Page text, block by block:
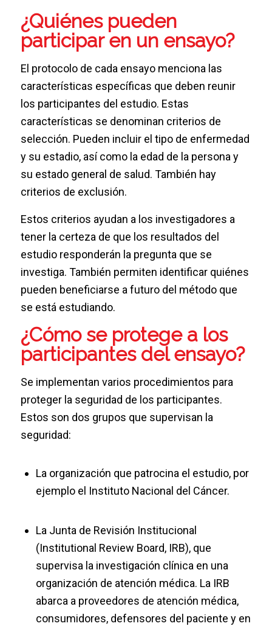
¿Quiénes pueden
participar en un ensayo?
El protocolo de cada ensayo menciona las
características específicas que deben reunir
los participantes del estudio. Estas
características se denominan criterios de
selección. Pueden incluir el tipo de enfermedad
y su estadio, así como la edad de la persona y
su estado general de salud. También hay
criterios de exclusión.
Estos criterios ayudan a los investigadores a
tener la certeza de que los resultados del
estudio responderán la pregunta que se
investiga. También permiten identificar quiénes
pueden beneficiarse a futuro del método que
se está estudiando.
¿Cómo se protege a los
participantes del ensayo?
Se implementan varios procedimientos para
proteger la seguridad de los participantes.
Estos son dos grupos que supervisan la
seguridad:
La organización que patrocina el estudio, por
ejemplo el Instituto Nacional del Cáncer.
La Junta de Revisión Institucional
(Institutional Review Board, IRB), que
supervisa la investigación clínica en una
organización de atención médica. La IRB
abarca a proveedores de atención médica,
consumidores, defensores del paciente y en